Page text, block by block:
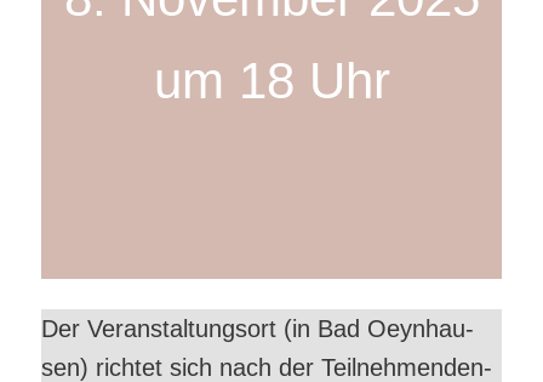
um 18 Uhr
Der Ver­an­stal­tungs­ort (in Bad Oeyn­hau­
sen) rich­tet sich nach der Teil­neh­men­den­